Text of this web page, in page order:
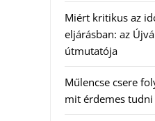
Miért kritikus az
eljárásban: az
útmutatója
Műlencse csere
mit érdemes tudni